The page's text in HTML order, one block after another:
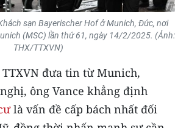
TIN
SÂU
sạn Bayerischer Hof ở Munich, Đức, nơi
(MSC) lần thứ 61, ngày 14/2/2025. (Ảnh:
THX/TTXVN)
đưa tin từ Munich,
ông Vance khẳng định
là vấn đề cấp bách nhất đối